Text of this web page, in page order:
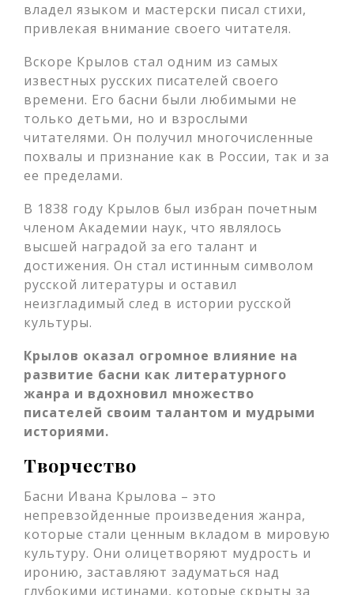
владел языком и мастерски писал стихи,
привлекая внимание своего читателя.
Вскоре Крылов стал одним из самых
известных русских писателей своего
времени. Его басни были любимыми не
только детьми, но и взрослыми
читателями. Он получил многочисленные
похвалы и признание как в России, так и за
ее пределами.
В 1838 году Крылов был избран почетным
членом Академии наук, что являлось
высшей наградой за его талант и
достижения. Он стал истинным символом
русской литературы и оставил
неизгладимый след в истории русской
культуры.
Крылов оказал огромное влияние на
развитие басни как литературного
жанра и вдохновил множество
писателей своим талантом и мудрыми
историями.
Творчество
Басни Ивана Крылова – это
непревзойденные произведения жанра,
которые стали ценным вкладом в мировую
культуру. Они олицетворяют мудрость и
иронию, заставляют задуматься над
глубокими истинами, которые скрыты за